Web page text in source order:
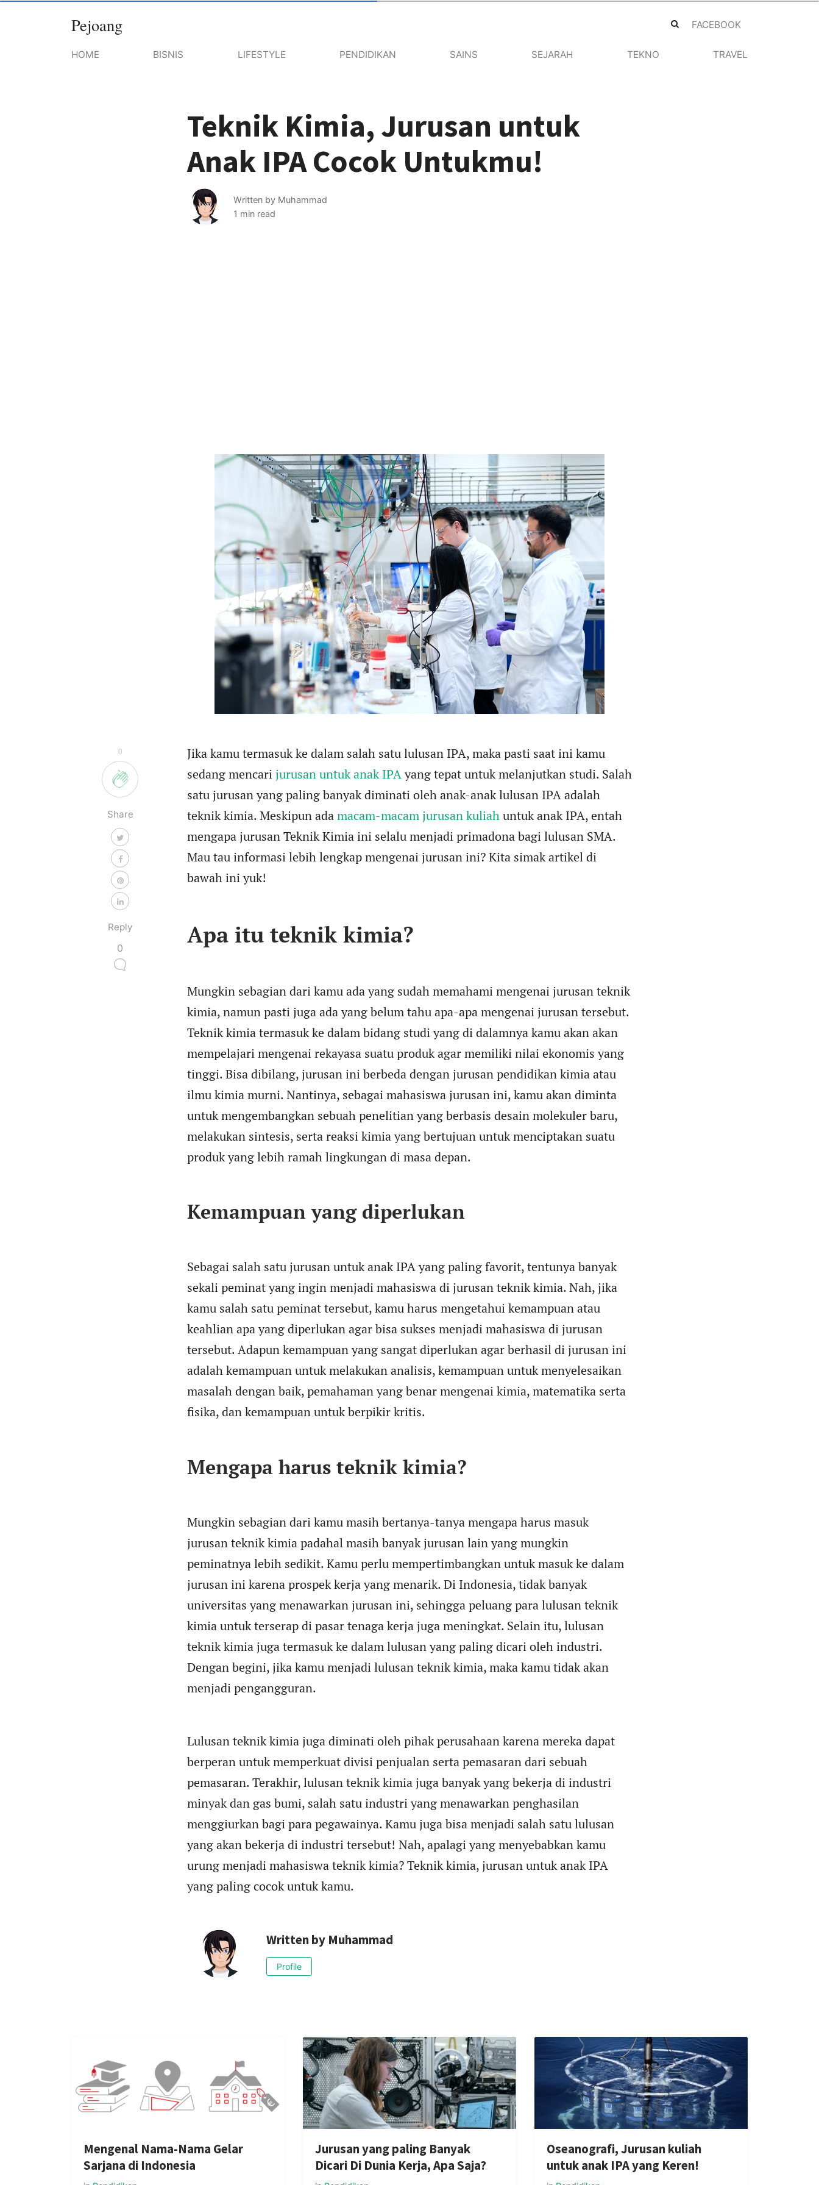
Pejoang FACEBOOK
HOME BISNIS LIFESTYLE PENDIDIKAN SAINS SEJARAH TEKNO TRAVEL
Teknik Kimia, Jurusan untuk
Anak IPA Cocok Untukmu!
Written by Muhammad
1 min read
Jika kamu termasuk ke dalam salah satu lulusan IPA, maka pasti saat ini kamu
sedang mencari jurusan untuk anak IPAyang tepat untuk melanjutkan studi. Salah
satu jurusan yang paling banyak diminati oleh anak-anak lulusan IPA adalah
teknik kimia. Meskipun adamacam-macam jurusan kuliahuntuk anak IPA, entah
mengapa jurusan Teknik Kimia ini selalu menjadi primadona bagi lulusan SMA.
Mau tau informasi lebih lengkap mengenai jurusan ini? Kita simak artikel di
bawah ini yuk!
Apa itu teknik kimia?
Mungkin sebagian dari kamu ada yang sudah memahami mengenai jurusan teknik
kimia, namun pasti juga ada yang belum tahu apa-apa mengenai jurusan tersebut.
Teknik kimia termasuk ke dalam bidang studi yang di dalamnya kamu akan akan
mempelajari mengenai rekayasa suatu produk agar memiliki nilai ekonomis yang
tinggi. Bisa dibilang, jurusan ini berbeda dengan jurusan pendidikan kimia atau
ilmu kimia murni. Nantinya, sebagai mahasiswa jurusan ini, kamu akan diminta
untuk mengembangkan sebuah penelitian yang berbasis desain molekuler baru,
melakukan sintesis, serta reaksi kimia yang bertujuan untuk menciptakan suatu
produk yang lebih ramah lingkungan di masa depan.
Kemampuan yang diperlukan
Sebagai salah satu jurusan untuk anak IPA yang paling favorit, tentunya banyak
sekali peminat yang ingin menjadi mahasiswa di jurusan teknik kimia. Nah, jika
kamu salah satu peminat tersebut, kamu harus mengetahui kemampuan atau
keahlian apa yang diperlukan agar bisa sukses menjadi mahasiswa di jurusan
tersebut. Adapun kemampuan yang sangat diperlukan agar berhasil di jurusan ini
adalah kemampuan untuk melakukan analisis, kemampuan untuk menyelesaikan
masalah dengan baik, pemahaman yang benar mengenai kimia, matematika serta
fisika, dan kemampuan untuk berpikir kritis.
Mengapa harus teknik kimia?
Mungkin sebagian dari kamu masih bertanya-tanya mengapa harus masuk
jurusan teknik kimia padahal masih banyak jurusan lain yang mungkin
peminatnya lebih sedikit. Kamu perlu mempertimbangkan untuk masuk ke dalam
jurusan ini karena prospek kerja yang menarik. Di Indonesia, tidak banyak
universitas yang menawarkan jurusan ini, sehingga peluang para lulusan teknik
kimia untuk terserap di pasar tenaga kerja juga meningkat. Selain itu, lulusan
teknik kimia juga termasuk ke dalam lulusan yang paling dicari oleh industri.
Dengan begini, jika kamu menjadi lulusan teknik kimia, maka kamu tidak akan
menjadi pengangguran.
Lulusan teknik kimia juga diminati oleh pihak perusahaan karena mereka dapat
berperan untuk memperkuat divisi penjualan serta pemasaran dari sebuah
pemasaran. Terakhir, lulusan teknik kimia juga banyak yang bekerja di industri
minyak dan gas bumi, salah satu industri yang menawarkan penghasilan
menggiurkan bagi para pegawainya. Kamu juga bisa menjadi salah satu lulusan
yang akan bekerja di industri tersebut! Nah, apalagi yang menyebabkan kamu
urung menjadi mahasiswa teknik kimia? Teknik kimia, jurusan untuk anak IPA
yang paling cocok untuk kamu.
Written by Muhammad
Profile
0
Share
Reply
0
Mengenal Nama-Nama Gelar
Sarjana di Indonesia
Jurusan yang paling Banyak
Dicari Di Dunia Kerja, Apa Saja?
Oseanografi, Jurusan kuliah
untuk anak IPA yang Keren!